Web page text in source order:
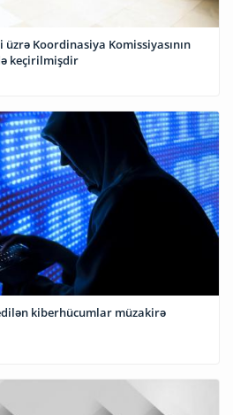
Koordinasiya Komissiyasının
keçirilmişdir
kiberhücumlar müzakirə